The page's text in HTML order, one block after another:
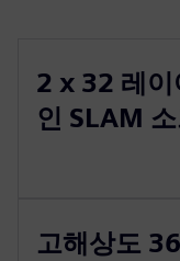
2 x 32 레이
인 SLAM
고해상도